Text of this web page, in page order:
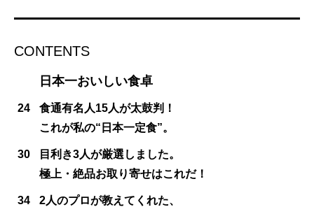
CONTENTS
日本一おいしい食卓
24
食通有名人15人が太鼓判！
これが私の“日本一定食”。
30
目利き3人が厳選しました。
極上・絶品お取り寄せはこれだ！
34
2人のプロが教えてくれた、